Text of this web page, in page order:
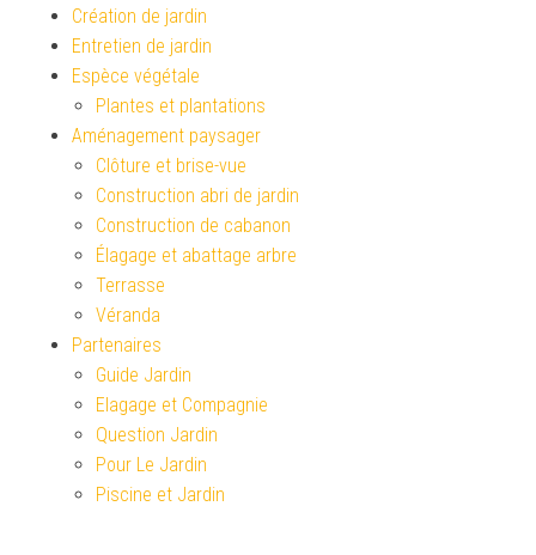
Création de jardin
Entretien de jardin
Espèce végétale
Plantes et plantations
Aménagement paysager
Clôture et brise-vue
Construction abri de jardin
Construction de cabanon
Élagage et abattage arbre
Terrasse
Véranda
Partenaires
Guide Jardin
Elagage et Compagnie
Question Jardin
Pour Le Jardin
Piscine et Jardin